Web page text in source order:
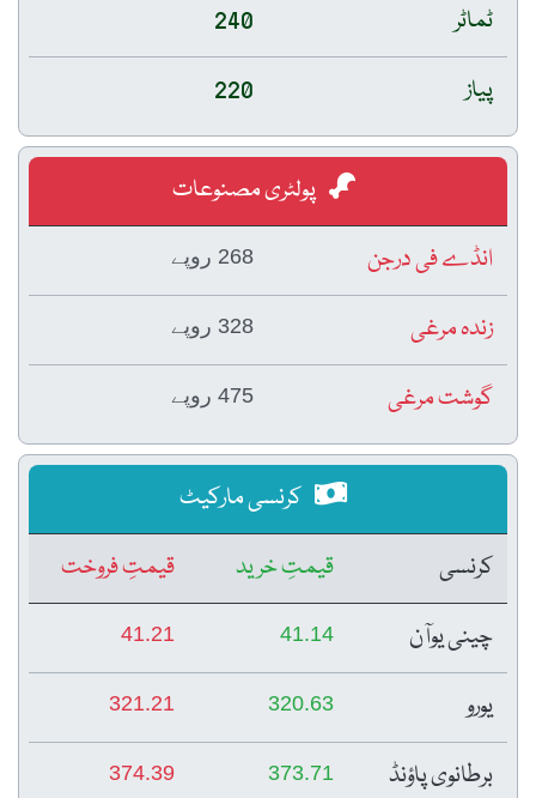
ٹماٹر
240
پیاز
220
پولٹری مصنوعات
انڈے فی درجن
268 روپے
زندہ مرغی 328 روپے
گوشت مرغی 475 روپے
کرنسی مارکیٹ
کرنسی
قیمتِ خرید
قیمتِ فروخت
چینی یوآن
41.14
41.21
یورو 320.63
321.21
برطانوی پاؤنڈ 373.71
374.39